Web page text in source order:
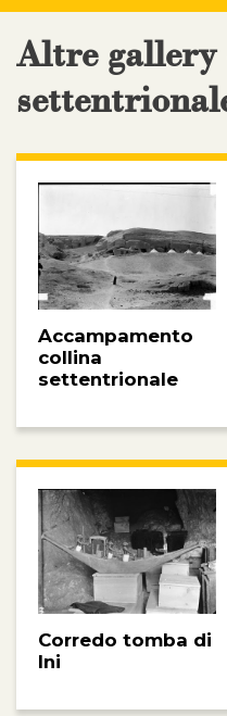
Altre
Accampamento
collina
settentrionale
Corredo tomba di
Ini